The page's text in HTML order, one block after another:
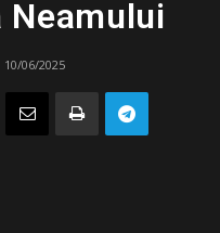
Neamului
10/06/2025